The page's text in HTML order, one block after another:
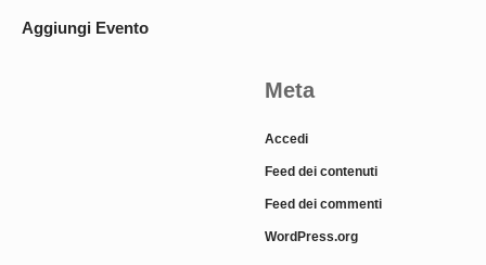
Aggiungi Evento
Meta
Accedi
Feed dei contenuti
Feed dei commenti
WordPress.org